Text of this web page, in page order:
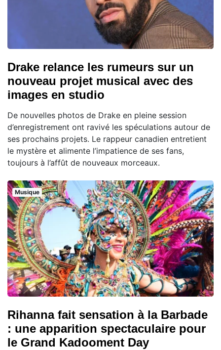
Drake relance les rumeurs sur un
nouveau projet musical avec des
images en studio
De nouvelles photos de Drake en pleine session
d’enregistrement ont ravivé les spéculations autour de
ses prochains projets. Le rappeur canadien entretient
le mystère et alimente l’impatience de ses fans,
toujours à l’affût de nouveaux morceaux.
Musique
Rihanna fait sensation à la Barbade
: une apparition spectaculaire pour
le Grand Kadooment Day